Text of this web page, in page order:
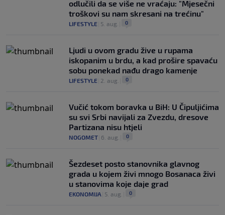
odlučili da se više ne vraćaju: "Mjesečni
troškovi su nam skresani na trećinu"
LIFESTYLE 5. aug. 0
Ljudi u ovom gradu žive u rupama
iskopanim u brdu, a kad prošire spavaću
sobu ponekad nađu drago kamenje
LIFESTYLE 2. aug. 0
Vučić tokom boravka u BiH: U Čipuljićima
su svi Srbi navijali za Zvezdu, dresove
Partizana nisu htjeli
NOGOMET 6. aug. 0
Šezdeset posto stanovnika glavnog
grada u kojem živi mnogo Bosanaca živi
u stanovima koje daje grad
EKONOMIJA 5. aug. 0